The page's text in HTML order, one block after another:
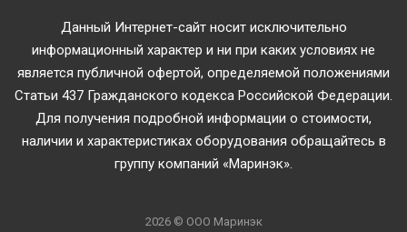
Данный Интернет-сайт носит исключительно
информационный характер и ни при каких условиях не
является публичной офертой, определяемой положениями
Статьи 437 Гражданского кодекса Российской Федерации.
Для получения подробной информации о стоимости,
наличии и характеристиках оборудования обращайтесь в
группу компаний «Маринэк».
2026 © ООО Маринэк